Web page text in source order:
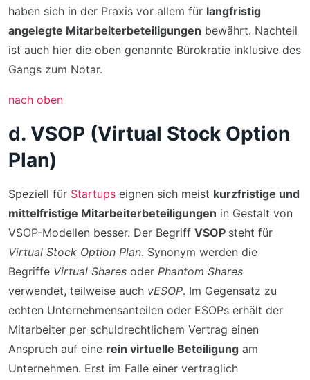
haben sich in der Praxis vor allem für langfristig
angelegte Mitarbeiterbeteiligungen bewährt. Nachteil
ist auch hier die oben genannte Bürokratie inklusive des
Gangs zum Notar.
nach oben
d. VSOP (Virtual Stock Option
Plan)
Speziell für Startups eignen sich meist kurzfristige und
mittelfristige Mitarbeiterbeteiligungen in Gestalt von
VSOP-Modellen besser. Der Begriff VSOP steht für
Virtual Stock Option Plan. Synonym werden die
Begriffe Virtual Shares oder Phantom Shares
verwendet, teilweise auch vESOP. Im Gegensatz zu
echten Unternehmensanteilen oder ESOPs erhält der
Mitarbeiter per schuldrechtlichem Vertrag einen
Anspruch auf eine rein virtuelle Beteiligung am
Unternehmen. Erst im Falle einer vertraglich